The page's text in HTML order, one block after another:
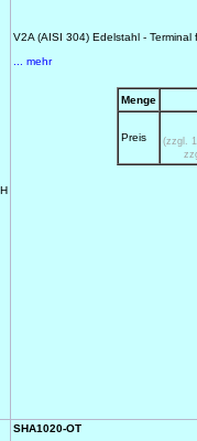
V2A (AISI 304) Edelstahl -
... mehr
Menge
Preis
(zzgl.
SHA1020-OT